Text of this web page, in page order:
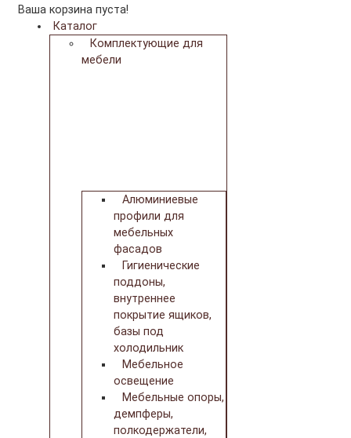
Ваша корзина пуста!
Каталог
Комплектующие для
мебели
Алюминиевые
профили для
мебельных
фасадов
Гигиенические
поддоны,
внутреннее
покрытие ящиков,
базы под
холодильник
Мебельное
освещение
Мебельные опоры,
демпферы,
полкодержатели,